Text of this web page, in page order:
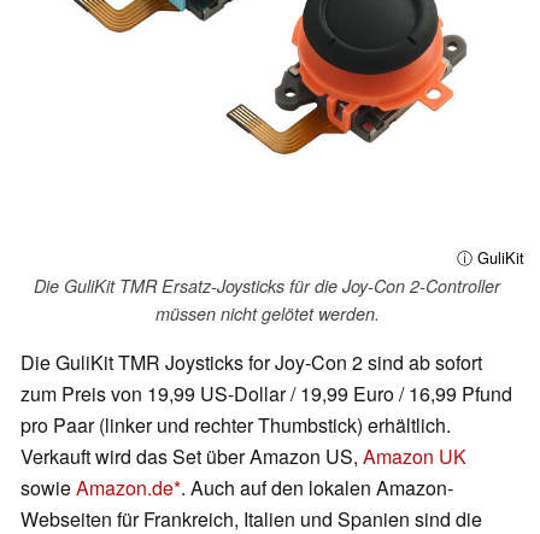
ⓘ GuliKit
Die GuliKit TMR Ersatz-Joysticks für die Joy-Con 2-Controller
müssen nicht gelötet werden.
Die GuliKit TMR Joysticks for Joy-Con 2 sind ab sofort
zum Preis von 19,99 US-Dollar / 19,99 Euro / 16,99 Pfund
pro Paar (linker und rechter Thumbstick) erhältlich.
Verkauft wird das Set über Amazon US, Amazon UK
sowieAmazon.de . Auch auf den lokalen Amazon-
Webseiten für Frankreich, Italien und Spanien sind die